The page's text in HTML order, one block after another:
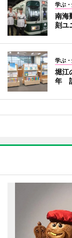
学ぶ
南海
刻ユ
学ぶ
堀江
年